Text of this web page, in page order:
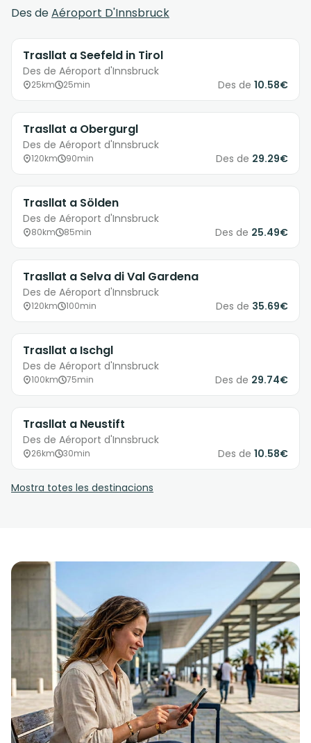
Des deAéroport D'Innsbruck
Trasllat a Seefeld in Tirol
Des de Aéroport d'Innsbruck
25km 25min Des de 10.58€
Trasllat a Obergurgl
Des de Aéroport d'Innsbruck
120km 90min Des de 29.29€
Trasllat a Sölden
Des de Aéroport d'Innsbruck
80km 85min Des de 25.49€
Trasllat a Selva di Val Gardena
Des de Aéroport d'Innsbruck
120km 100min Des de 35.69€
Trasllat a Ischgl
Des de Aéroport d'Innsbruck
100km 75min Des de 29.74€
Trasllat a Neustift
Des de Aéroport d'Innsbruck
26km 30min Des de 10.58€
Mostra totes les destinacions